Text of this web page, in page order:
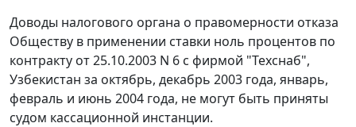
Доводы налогового органа о правомерности отказа
Обществу в применении ставки ноль процентов по
контракту от 25.10.2003 N 6 с фирмой "Техснаб",
Узбекистан за октябрь, декабрь 2003 года, январь,
февраль и июнь 2004 года, не могут быть приняты
судом кассационной инстанции.